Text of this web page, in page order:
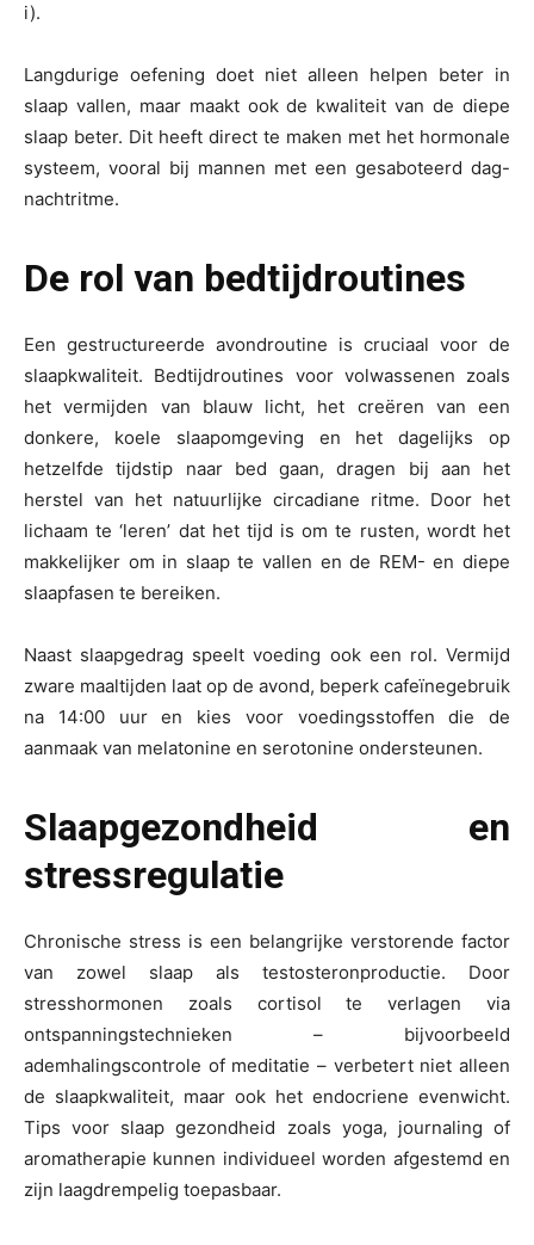
i).
Langdurige oefening doet niet alleen helpen beter in
slaap vallen, maar maakt ook de kwaliteit van de diepe
slaap beter. Dit heeft direct te maken met het hormonale
systeem, vooral bij mannen met een gesaboteerd dag-
nachtritme.
De rol van bedtijdroutines
Een gestructureerde avondroutine is cruciaal voor de
slaapkwaliteit. Bedtijdroutines voor volwassenen zoals
het vermijden van blauw licht, het creëren van een
donkere, koele slaapomgeving en het dagelijks op
hetzelfde tijdstip naar bed gaan, dragen bij aan het
herstel van het natuurlijke circadiane ritme. Door het
lichaam te ‘leren’ dat het tijd is om te rusten, wordt het
makkelijker om in slaap te vallen en de REM- en diepe
slaapfasen te bereiken.
Naast slaapgedrag speelt voeding ook een rol. Vermijd
zware maaltijden laat op de avond, beperk cafeïnegebruik
na 14:00 uur en kies voor voedingsstoffen die de
aanmaak van melatonine en serotonine ondersteunen.
Slaapgezondheid en
stressregulatie
Chronische stress is een belangrijke verstorende factor
van zowel slaap als testosteronproductie. Door
stresshormonen zoals cortisol te verlagen via
ontspanningstechnieken – bijvoorbeeld
ademhalingscontrole of meditatie – verbetert niet alleen
de slaapkwaliteit, maar ook het endocriene evenwicht.
Tips voor slaap gezondheid zoals yoga, journaling of
aromatherapie kunnen individueel worden afgestemd en
zijn laagdrempelig toepasbaar.